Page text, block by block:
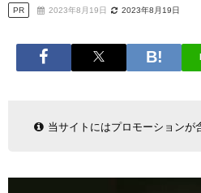
PR 2023年8月19日 2023年8月19日
当サイトにはプロモーションが